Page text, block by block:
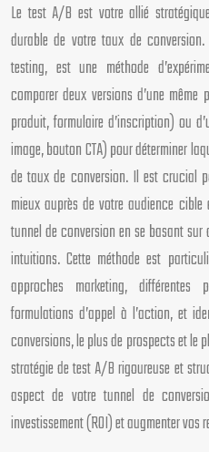
Le test A/B est votre allié
durable de votre taux de
testing, est une méthode
comparer deux versions d’une
produit, formulaire d’inscription) ou
image, bouton CTA) pour déterminer
de taux de conversion. Il est crucial
mieux auprès de votre audience
tunnel de conversion en se basant
intuitions. Cette méthode est
approches marketing, différentes
formulations d’appel à l’action, et
conversions, le plus de prospects et le
stratégie de test A/B rigoureuse et
aspect de votre tunnel de
investissement (ROI) et augmenter vos